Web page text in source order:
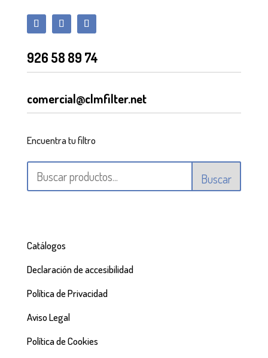
926 58 89 74
comercial@clmfilter.net
Encuentra tu filtro
Buscar
Catálogos
Declaración de accesibilidad
Política de Privacidad
Aviso Legal
Política de Cookies